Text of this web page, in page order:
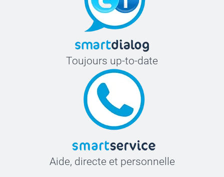
Toujours up-to-date
Aide, directe et personnelle